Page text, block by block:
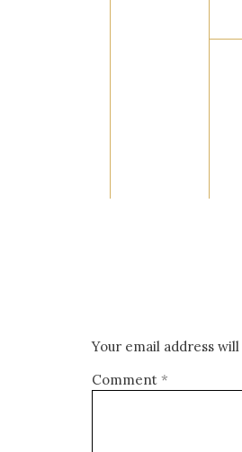
Your email address
Comment *